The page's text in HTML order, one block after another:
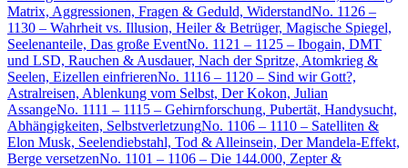
Matrix, Aggressionen, Fragen & Geduld, WiderstandNo. 1126 –
1130 – Wahrheit vs. Illusion, Heiler & Betrüger, Magische Spiegel,
Seelenanteile, Das große EventNo. 1121 – 1125 – Ibogain, DMT
und LSD, Rauchen & Ausdauer, Nach der Spritze, Atomkrieg &
Seelen, Eizellen einfrierenNo. 1116 – 1120 – Sind wir Gott?,
Astralreisen, Ablenkung vom Selbst, Der Kokon, Julian
AssangeNo. 1111 – 1115 – Gehirnforschung, Pubertät, Handysucht,
Abhängigkeiten, SelbstverletzungNo. 1106 – 1110 – Satelliten &
Elon Musk, Seelendiebstahl, Tod & Alleinsein, Der Mandela-Effekt,
Berge versetzenNo. 1101 – 1106 – Die 144.000, Zepter &